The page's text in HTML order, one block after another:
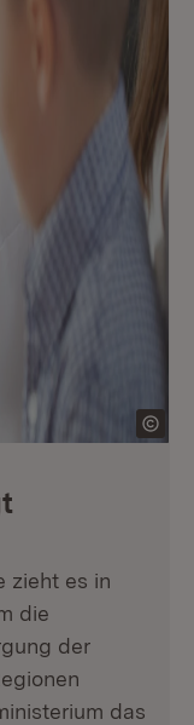
zieht es in
die
der
das